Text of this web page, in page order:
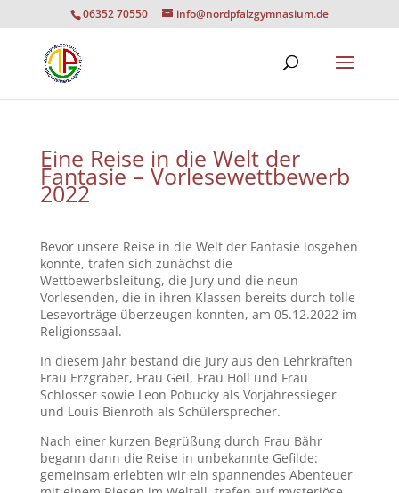
06352 70550 info@nordpfalzgymnasium.de
Eine Reise in die Welt der
Fantasie – Vorlesewettbewerb
2022
Bevor unsere Reise in die Welt der Fantasie losgehen
konnte, trafen sich zunächst die
Wettbewerbsleitung, die Jury und die neun
Vorlesenden, die in ihren Klassen bereits durch tolle
Lesevorträge überzeugen konnten, am 05.12.2022 im
Religionssaal.
In diesem Jahr bestand die Jury aus den Lehrkräften
Frau Erzgräber, Frau Geil, Frau Holl und Frau
Schlosser sowie Leon Pobucky als Vorjahressieger
und Louis Bienroth als Schülersprecher.
Nach einer kurzen Begrüßung durch Frau Bähr
begann dann die Reise in unbekannte Gefilde:
gemeinsam erlebten wir ein spannendes Abenteuer